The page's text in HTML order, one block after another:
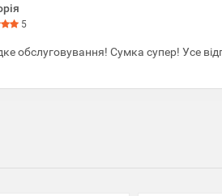
5
обслуговування! Сумка супер! Усе